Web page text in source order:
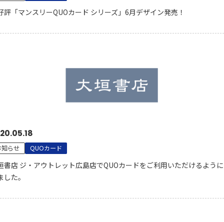
評「マンスリーQUOカード シリーズ」6月デザイン発売！
知らせ QUOカード
書店 ジ・アウトレット広島店でQUOカードをご利用いただけるよう
した。